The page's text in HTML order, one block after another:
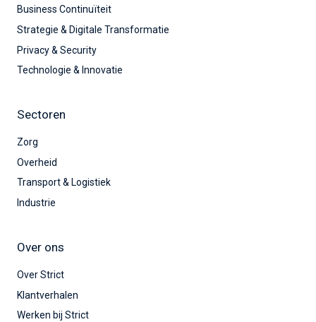
Business Continuïteit
Strategie & Digitale Transformatie
Privacy & Security
Technologie & Innovatie
Sectoren
Zorg
Overheid
Transport & Logistiek
Industrie
Over ons
Over Strict
Klantverhalen
Werken bij Strict